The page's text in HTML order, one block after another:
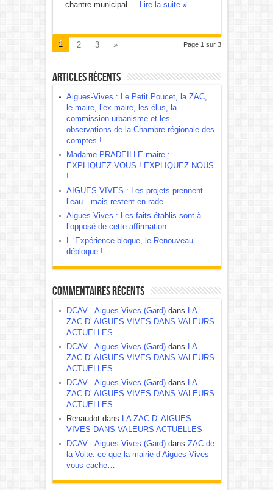
chantre municipal ... Lire la suite »
Page 1 sur 3
1 2 3 »
Articles récents
Aigues-Vives : Le Petit Poucet, la ZAC,
le maire, l’ex-maire, les élus, la
commission urbanisme et les
observations de la Chambre régionale des
comptes !
Madame PRADEILLE maire :
EXPLIQUEZ-VOUS ! EXPLIQUEZ-NOUS
!
AIGUES-VIVES : Les projets prennent
l’eau…mais restent en rade.
Aigues-Vives : Les faits établis sont à
l’opposé de cette affirmation
L ‘Expérience bloque, le Renouveau
débloque !
Commentaires récents
DCAV - Aigues-Vives (Gard)dans LA
ZAC D’ AIGUES-VIVES DANS VALEURS
ACTUELLES
DCAV - Aigues-Vives (Gard)dans LA
ZAC D’ AIGUES-VIVES DANS VALEURS
ACTUELLES
DCAV - Aigues-Vives (Gard)dans LA
ZAC D’ AIGUES-VIVES DANS VALEURS
ACTUELLES
Renaudot dans LA ZAC D’ AIGUES-
VIVES DANS VALEURS ACTUELLES
DCAV - Aigues-Vives (Gard)dans ZAC de
la Volte: ce que la mairie d’Aigues-Vives
vous cache…